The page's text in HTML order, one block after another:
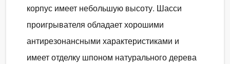
корпус имеет небольшую высоту. Шасси
проигрывателя обладает хорошими
антирезонансными характеристиками и
имеет отделку шпоном натурального дерева